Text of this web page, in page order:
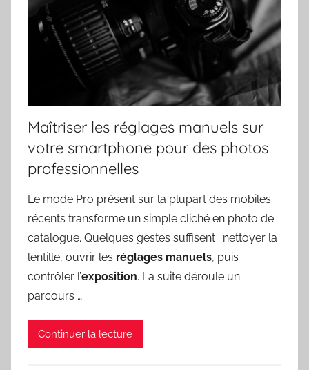
Maîtriser les réglages manuels sur
votre smartphone pour des photos
professionnelles
Le mode Pro présent sur la plupart des mobiles
récents transforme un simple cliché en photo de
catalogue. Quelques gestes suffisent : nettoyer la
lentille, ouvrir les réglages manuels, puis
contrôler l’exposition. La suite déroule un
parcours …
Continuer la lecture